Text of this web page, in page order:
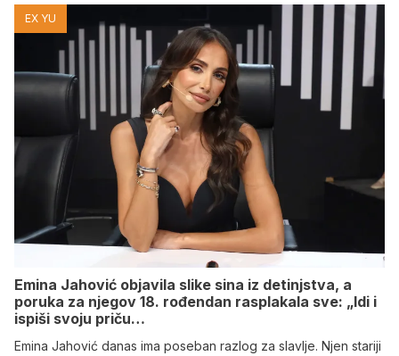
EX YU
Emina Jahović objavila slike sina iz detinjstva, a
poruka za njegov 18. rođendan rasplakala sve: „Idi i
ispiši svoju priču…
Emina Jahović danas ima poseban razlog za slavlje. Njen stariji